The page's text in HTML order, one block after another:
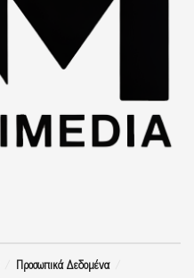
Προσωπικά Δεδομένα